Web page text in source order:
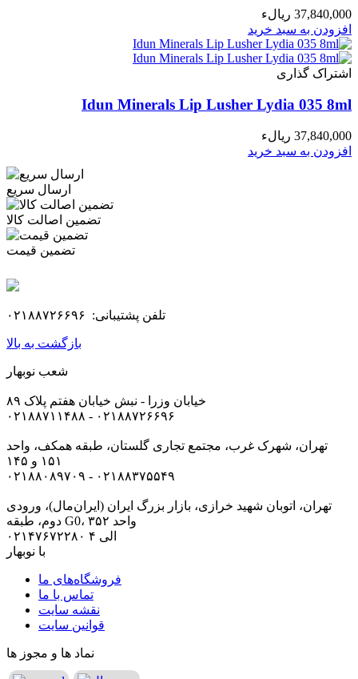
37,840,000 ریالء
افزودن به سبد خرید
اشتراک گذاری
Idun Minerals Lip Lusher Lydia 035 8ml
37,840,000 ریالء
افزودن به سبد خرید
ارسال سریع
تضمین اصالت کالا
تضمین قیمت
تلفن پشتیبانی: ۰۲۱۸۸۷۲۶۶۹۶
بازگشت به بالا
شعب نوبهار
خیابان وزرا - نبش خیابان هفتم پلاک ۸۹
۰۲۱۸۸۷۱۱۴۸۸ - ۰۲۱۸۸۷۲۶۶۹۶
تهران، شهرک غرب، مجتمع تجاری گلستان، طبقه همکف، واحد
۱۵۱ و ۱۴۵
۰۲۱۸۸۰۸۹۷۰۹ - ۰۲۱۸۸۳۷۵۵۴۹
تهران، اتوبان شهید خرازی، بازار بزرگ ایران (ایران‌مال)، ورودی
دوم، طبقه G0، واحد ۳۵۲
۰۲۱۴۷۶۷۲۲۸۰ الی ۴
با نوبهار
فروشگاه‌های ما
تماس با ما
نقشه سایت
قوانین سایت
نماد ها و مجوز ها